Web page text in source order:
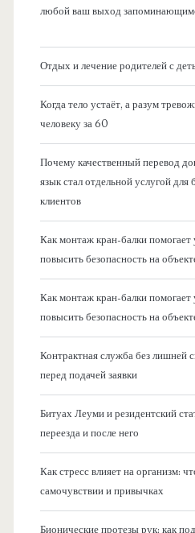
любой ваш выход
Отдых и лечение родителей с
Когда тело устаёт, а разум
человеку за 60
Почему качественный перевод
язык стал отдельной услугой для
клиентов
Как монтаж кран-балки помогает
повысить безопасность на
Как монтаж кран-балки помогает
повысить безопасность на
Контрактная служба без лишней
перед подачей заявки
Битуах Леуми и резидентский
переезда и после него
Как стресс влияет на организм:
самочувствии и привычках
Бионические протезы рук: как